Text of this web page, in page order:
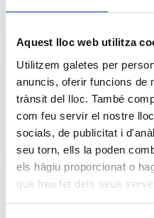
Aquest lloc web utilitza
Utilitzem galetes per
anuncis, oferir funcions de
trànsit del lloc. També
com feu servir el nostre
socials, de publicitat i
seu torn, ells la poden
els hàgiu proporcionat o
que heu fet dels seus
Post navigation
←L’informe de vida laboral:
Afilia't
APP
APP
Posa't
Notícies
agost 2026
Dl Dt Dc Dj Dv Ds Dg
1
2